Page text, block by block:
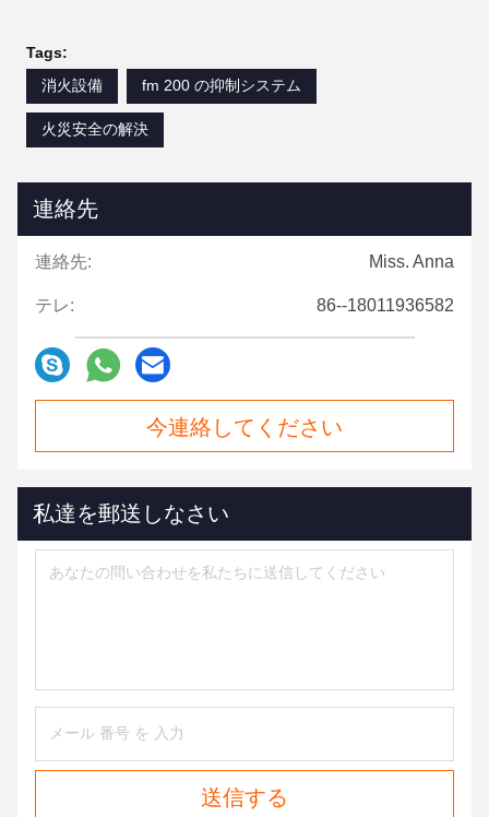
Tags:
消火設備
fm 200 の抑制システム
火災安全の解決
連絡先
連絡先: Miss. Anna
テレ: 86--18011936582
今連絡してください
私達を郵送しなさい
送信する